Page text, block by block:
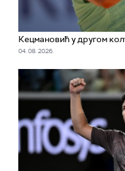
Кецмановић у другом
04. 08. 2026.